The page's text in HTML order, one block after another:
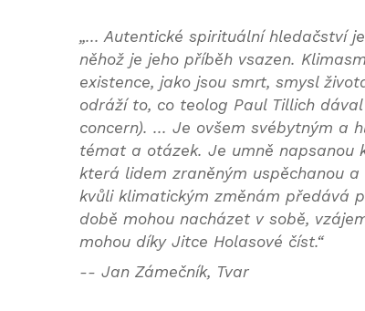
„... Autentické spirituální hledačství
něhož je jeho příběh vsazen.
existence, jako jsou smrt, smysl
odráží to, co teolog Paul Tillich
concern). ... Je ovšem svébytným a
témat a otázek. Je umně napsanou
která lidem zraněným uspěchanou
kvůli klimatickým změnám předává
době mohou nacházet v sobě,
mohou díky Jitce Holasové číst.“
-- Jan Zámečník, Tvar